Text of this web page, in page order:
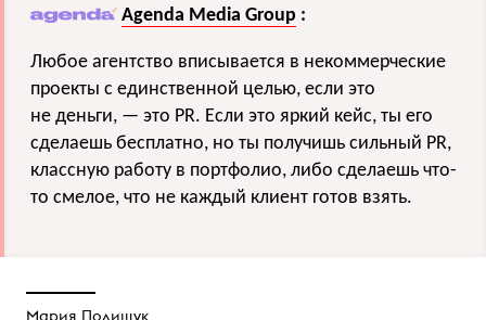
Agenda Media Group :
Любое агентство вписывается в некоммерческие
проекты с единственной целью, если это
не деньги, — это PR. Если это яркий кейс, ты его
сделаешь бесплатно, но ты получишь сильный PR,
классную работу в портфолио, либо сделаешь что-
то смелое, что не каждый клиент готов взять.
Мария Полищук